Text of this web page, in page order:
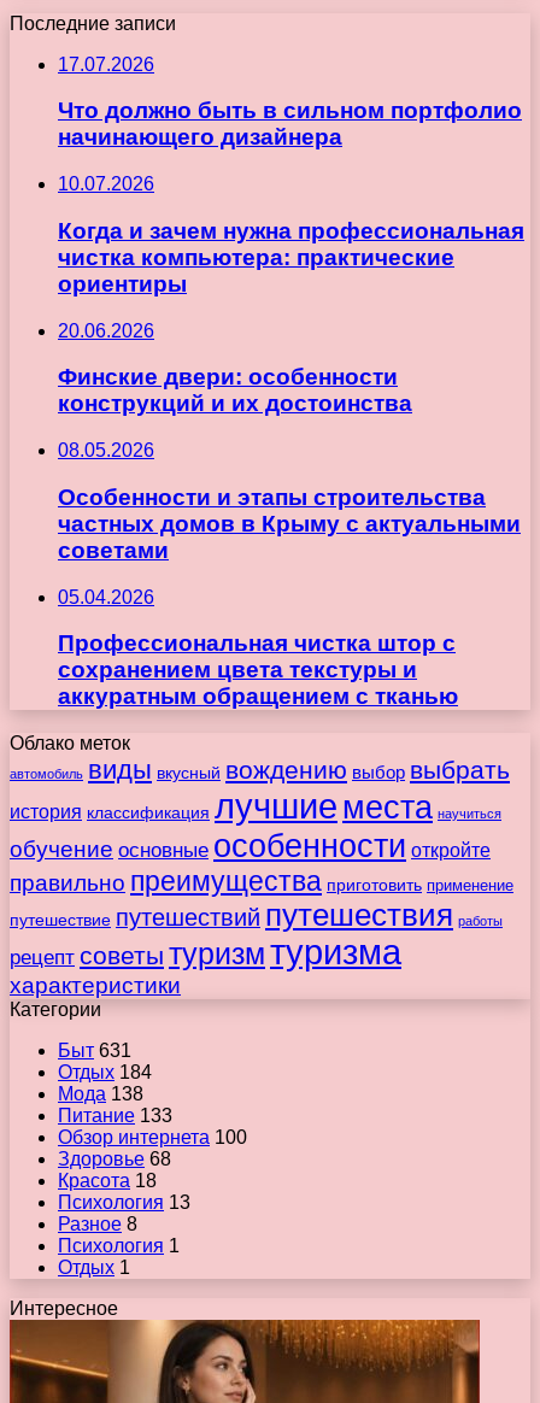
Последние записи
17.07.2026
Что должно быть в сильном портфолио
начинающего дизайнера
10.07.2026
Когда и зачем нужна профессиональная
чистка компьютера: практические
ориентиры
20.06.2026
Финские двери: особенности
конструкций и их достоинства
08.05.2026
Особенности и этапы строительства
частных домов в Крыму с актуальными
советами
05.04.2026
Профессиональная чистка штор с
сохранением цвета текстуры и
аккуратным обращением с тканью
Облако меток
автомобиль виды вкусный вождению выбор выбрать
история классификация лучшиеместа научиться
обучение основные особенности откройте
правильно преимущества приготовить применение
путешествие путешествий путешествия работы
рецепт советы туризмтуризма
характеристики
Категории
Быт 631
Отдых 184
Мода 138
Питание 133
Обзор интернета 100
Здоровье 68
Красота 18
Психология 13
Разное 8
Психология 1
Отдых 1
Интересное